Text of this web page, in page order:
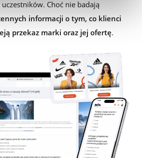
Choć nie badają
informacji o tym, co klienci
przekaz marki oraz jej ofertę.